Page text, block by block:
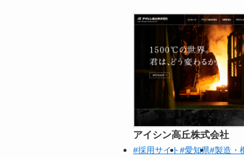
アイシン高丘株式会社
#採用サイト#愛知県#製造・